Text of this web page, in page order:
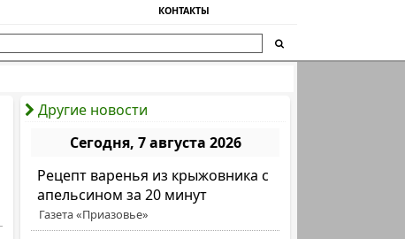
КОНТАКТЫ
Другие новости
Сегодня, 7 августа 2026
Рецепт варенья из крыжовника с
апельсином за 20 минут
Газета «Приазовье»